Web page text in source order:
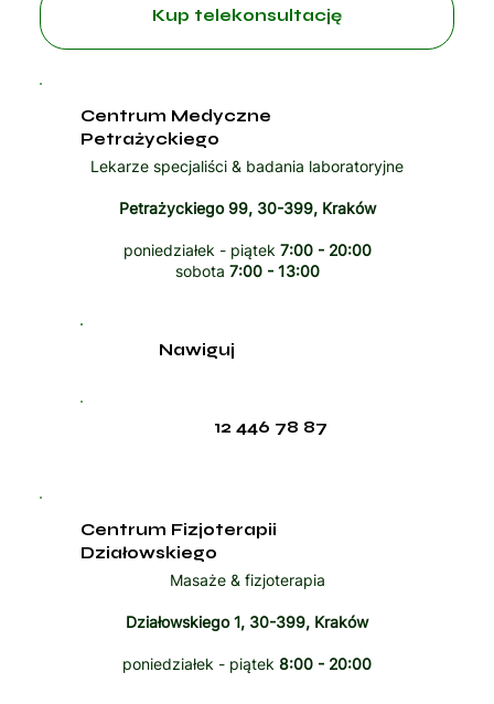
Kup telekonsultację
Centrum Medyczne
Petrażyckiego
Lekarze specjaliści & badania laboratoryjne
Petrażyckiego 99, 30-399, Kraków
poniedziałek - piątek 7:00 - 20:00
sobota 7:00 - 13:00
12 446 78 87
Nawiguj
Centrum Fizjoterapii
Działowskiego
Masaże & fizjoterapia
Działowskiego 1, 30-399, Kraków
poniedziałek - piątek 8:00 - 20:00